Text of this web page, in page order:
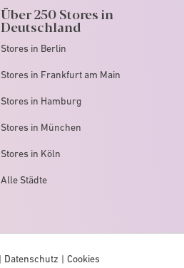
Über 250 Stores in
Deutschland
Stores in Berlin
Stores in Frankfurt am Main
Stores in Hamburg
Stores in München
Stores in Köln
Alle Städte
Datenschutz Cookies